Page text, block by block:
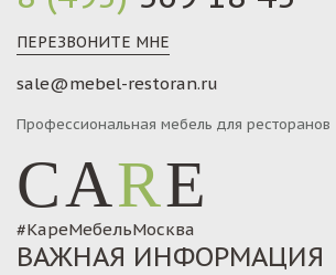
ПЕРЕЗВОНИТЕ МНЕ
sale@mebel-restoran.ru
Профессиональная мебель для ресторанов
CARE
#КареМебельМосква
ВАЖНАЯ ИНФОРМАЦИЯ